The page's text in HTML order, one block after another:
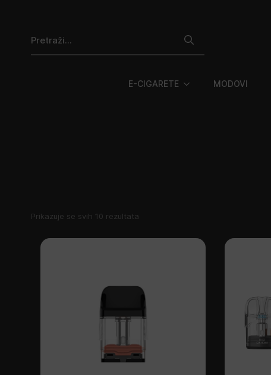
E-CIGARETE MODOVI
Prikazuje se svih 10 rezultata
najnovijem